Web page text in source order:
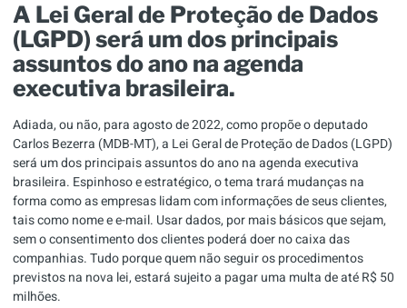
A Lei Geral de Proteção de Dados
(LGPD) será um dos principais
assuntos do ano na agenda
executiva brasileira.
Adiada, ou não, para agosto de 2022, como propõe o deputado
Carlos Bezerra (MDB-MT), a Lei Geral de Proteção de Dados(LGPD)
será um dos principais assuntos do ano na agenda executiva
brasileira. Espinhoso e estratégico, o tema trará mudanças na
forma como as empresas lidam com informações de seus clientes,
tais como nome e e-mail. Usar dados, por mais básicos que sejam,
sem o consentimento dos clientes poderá doer no caixa das
companhias. Tudo porque quem não seguir os procedimentos
previstos na nova lei, estará sujeito a pagar uma multa de até R$ 50
milhões.